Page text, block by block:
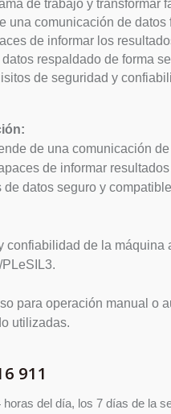
de trabajo y transformar
una comunicación de
de informar los
respaldado de forma
de seguridad y
de una comunicación
de informar
datos seguro y
confiabilidad de la
para operación manual o
utilizadas.
911
del día, los 7 días de la